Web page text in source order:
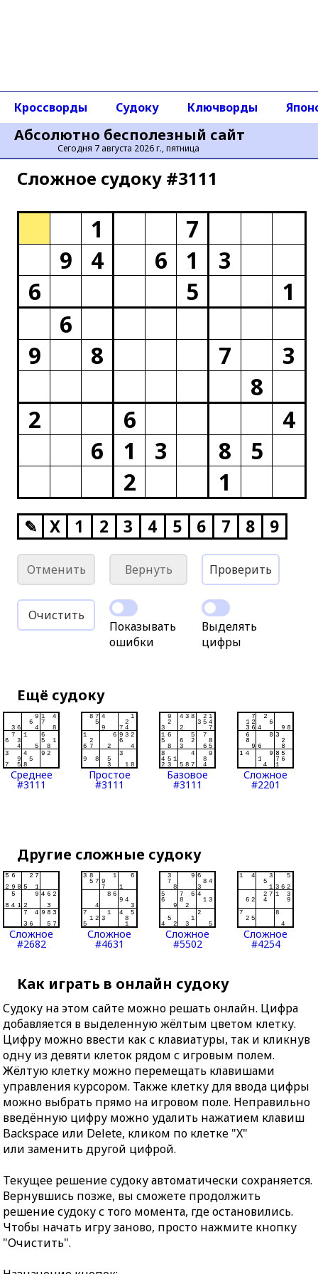
Абсолютно бесполезный сайт
Сегодня 7 августа 2026 г., пятница
Кроссворды Судоку Ключворды
Сложное cудоку #3111
1
7
9
4 6 1
3
6
5
1
6
9
8 7
3
8
2
6
4
6
1 3 8
5
2
1
✎ X 1 2 3 4 5 6 7 8 9
Отменить Вернуть Проверить
Очистить
Показывать
ошибки
Выделять
цифры
Ещё судоку
Среднее
#3111
Простое
#3111
Базовое
#3111
Сложное
#2201
Другие сложные судоку
Сложное
#2682
Сложное
#4631
Сложное
#5502
Сложное
#4254
Как играть в онлайн судоку
Судоку на этом сайте можно решать онлайн. Цифра
добавляется в выделенную жёлтым цветом клетку.
Цифру можно ввести как с клавиатуры, так и кликнув
одну из девяти клеток рядом с игровым полем.
Жёлтую клетку можно перемещать клавишами
управления курсором. Также клетку для ввода цифры
можно выбрать прямо на игровом поле. Неправильно
введённую цифру можно удалить нажатием клавиш
Backspace или Delete, кликом по клетке "X"
или заменить другой цифрой.
Текущее решение судоку автоматически сохраняется.
Вернувшись позже, вы сможете продолжить
решение судоку с того момента, где остановились.
Чтобы начать игру заново, просто нажмите кнопку
"Очистить".